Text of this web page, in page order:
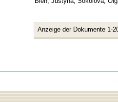
Anzeige der Dokumente 1-